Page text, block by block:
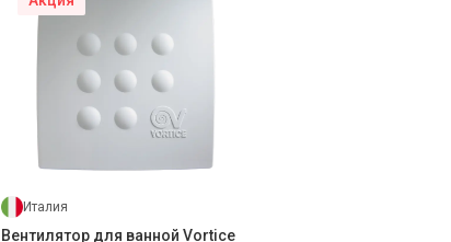
Италия
Вентилятор для ванной Vortice